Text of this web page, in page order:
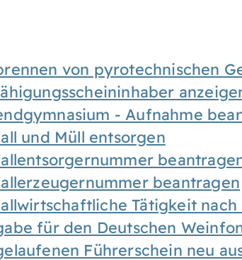
von pyrotechnischen
- Aufnahme
und Müll entsorgen
beantragen
Tätigkeit
für den Deutschen
Führerschein neu